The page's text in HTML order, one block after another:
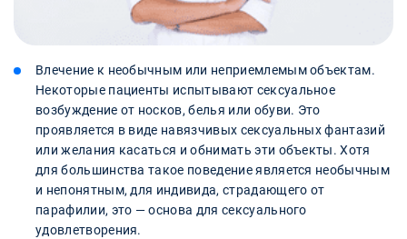
Влечение к необычным или неприемлемым объектам.
Некоторые пациенты испытывают сексуальное
возбуждение от носков, белья или обуви. Это
проявляется в виде навязчивых сексуальных фантазий
или желания касаться и обнимать эти объекты. Хотя
для большинства такое поведение является необычным
и непонятным, для индивида, страдающего от
парафилии, это — основа для сексуального
удовлетворения.